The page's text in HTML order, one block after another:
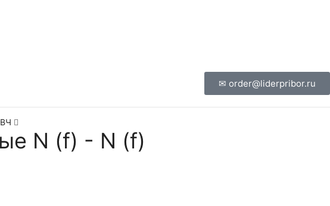
✉ order@liderpribor.ru
N (f) - N (f)